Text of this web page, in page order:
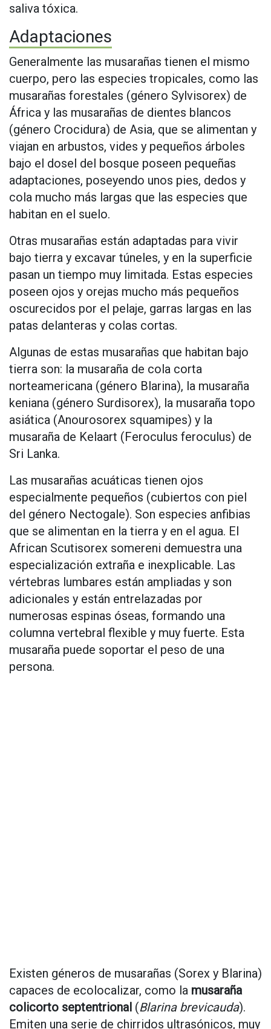
saliva tóxica.
Adaptaciones
Generalmente las musarañas tienen el mismo
cuerpo, pero las especies tropicales, como las
musarañas forestales (género Sylvisorex) de
África y las musarañas de dientes blancos
(género Crocidura) de Asia, que se alimentan y
viajan en arbustos, vides y pequeños árboles
bajo el dosel del bosque poseen pequeñas
adaptaciones, poseyendo unos pies, dedos y
cola mucho más largas que las especies que
habitan en el suelo.
Otras musarañas están adaptadas para vivir
bajo tierra y excavar túneles, y en la superficie
pasan un tiempo muy limitada. Estas especies
poseen ojos y orejas mucho más pequeños
oscurecidos por el pelaje, garras largas en las
patas delanteras y colas cortas.
Algunas de estas musarañas que habitan bajo
tierra son: la musaraña de cola corta
norteamericana (género Blarina), la musaraña
keniana (género Surdisorex), la musaraña topo
asiática (Anourosorex squamipes) y la
musaraña de Kelaart (Feroculus feroculus) de
Sri Lanka.
Las musarañas acuáticas tienen ojos
especialmente pequeños (cubiertos con piel
del género Nectogale). Son especies anfibias
que se alimentan en la tierra y en el agua. El
African Scutisorex somereni demuestra una
especialización extraña e inexplicable. Las
vértebras lumbares están ampliadas y son
adicionales y están entrelazadas por
numerosas espinas óseas, formando una
columna vertebral flexible y muy fuerte. Esta
musaraña puede soportar el peso de una
persona.
Existen géneros de musarañas (Sorex y Blarina)
capaces de ecolocalizar, como la musaraña
colicorto septentrional (Blarina brevicauda).
Emiten una serie de chirridos ultrasónicos, muy